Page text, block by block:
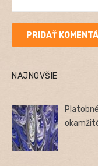
NAJNOVŠIE